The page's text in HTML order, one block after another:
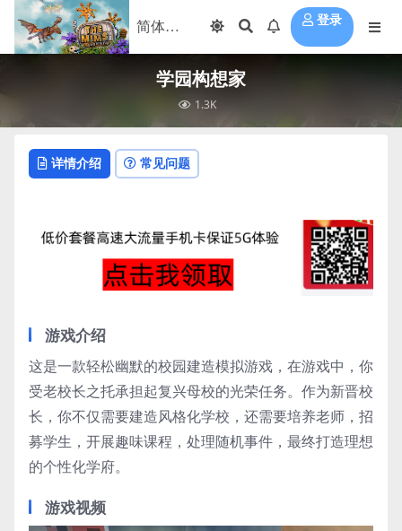
登录
学园构想家
1.3K
详情介绍 常见问题
游戏介绍
这是一款轻松幽默的校园建造模拟游戏，在游戏中，你
受老校长之托承担起复兴母校的光荣任务。作为新晋校
长，你不仅需要建造风格化学校，还需要培养老师，招
募学生，开展趣味课程，处理随机事件，最终打造理想
的个性化学府。
游戏视频